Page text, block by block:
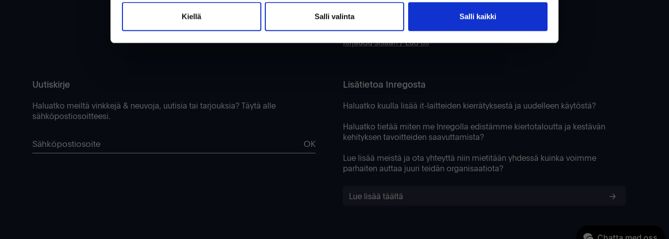
Kiellä Salli valinta Salli kaikki
Kirjaudu sisään / Luo tili
Uutiskirje
Haluatko meiltä vinkkejä & neuvoja, uutisia tai tarjouksia? Täytä alle
sähköpostiosoitteesi.
OK
Lisätietoa Inregosta
Haluatko kuulla lisää it-laitteiden kierrätyksestä ja uudelleen käytöstä?
Haluatko tietää miten me Inregolla edistämme kiertotaloutta ja kestävän
kehityksen tavoitteiden saavuttamista?
Lue lisää meistä ja ota yhteyttä niin mietitään yhdessä kuinka voimme
parhaiten auttaa juuri teidän organisaatiota?
Lue lisää täältä